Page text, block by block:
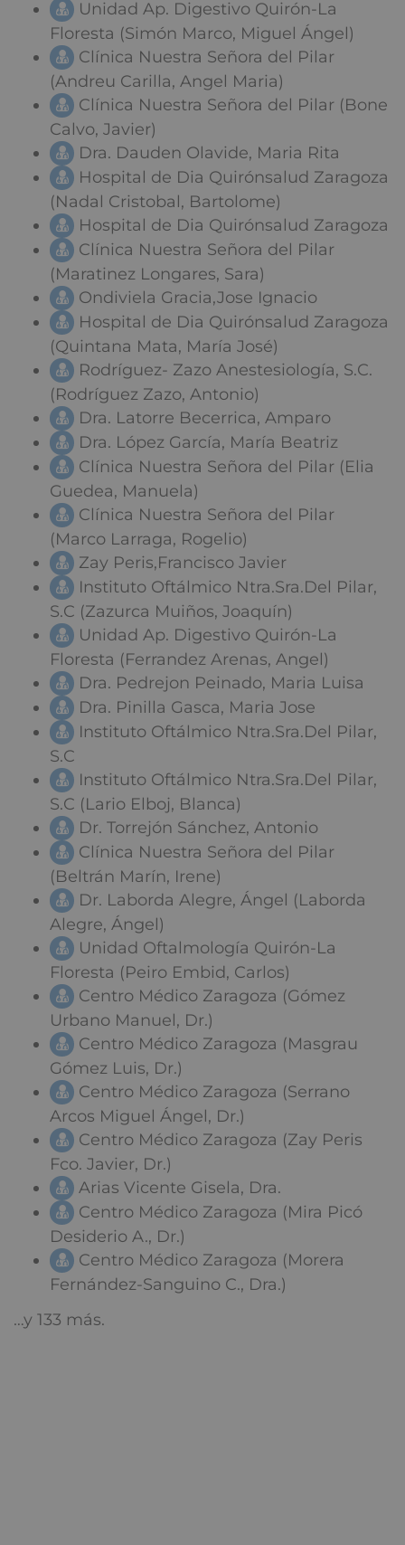
Unidad Ap. Digestivo Quirón-La
Floresta (Simón Marco, Miguel Ángel)
Clínica Nuestra Señora del Pilar
(Andreu Carilla, Angel Maria)
Clínica Nuestra Señora del Pilar (Bone
Calvo, Javier)
Dra. Dauden Olavide, Maria Rita
Hospital de Dia Quirónsalud Zaragoza
(Nadal Cristobal, Bartolome)
Hospital de Dia Quirónsalud Zaragoza
Clínica Nuestra Señora del Pilar
(Maratinez Longares, Sara)
Ondiviela Gracia,Jose Ignacio
Hospital de Dia Quirónsalud Zaragoza
(Quintana Mata, María José)
Rodríguez- Zazo Anestesiología, S.C.
(Rodríguez Zazo, Antonio)
Dra. Latorre Becerrica, Amparo
Dra. López García, María Beatriz
Clínica Nuestra Señora del Pilar (Elia
Guedea, Manuela)
Clínica Nuestra Señora del Pilar
(Marco Larraga, Rogelio)
Zay Peris,Francisco Javier
Instituto Oftálmico Ntra.Sra.Del Pilar,
S.C (Zazurca Muiños, Joaquín)
Unidad Ap. Digestivo Quirón-La
Floresta (Ferrandez Arenas, Angel)
Dra. Pedrejon Peinado, Maria Luisa
Dra. Pinilla Gasca, Maria Jose
Instituto Oftálmico Ntra.Sra.Del Pilar,
S.C
Instituto Oftálmico Ntra.Sra.Del Pilar,
S.C (Lario Elboj, Blanca)
Dr. Torrejón Sánchez, Antonio
Clínica Nuestra Señora del Pilar
(Beltrán Marín, Irene)
Dr. Laborda Alegre, Ángel (Laborda
Alegre, Ángel)
Unidad Oftalmología Quirón-La
Floresta (Peiro Embid, Carlos)
Centro Médico Zaragoza (Gómez
Urbano Manuel, Dr.)
Centro Médico Zaragoza (Masgrau
Gómez Luis, Dr.)
Centro Médico Zaragoza (Serrano
Arcos Miguel Ángel, Dr.)
Centro Médico Zaragoza (Zay Peris
Fco. Javier, Dr.)
Arias Vicente Gisela, Dra.
Centro Médico Zaragoza (Mira Picó
Desiderio A., Dr.)
Centro Médico Zaragoza (Morera
Fernández-Sanguino C., Dra.)
…y 133 más.